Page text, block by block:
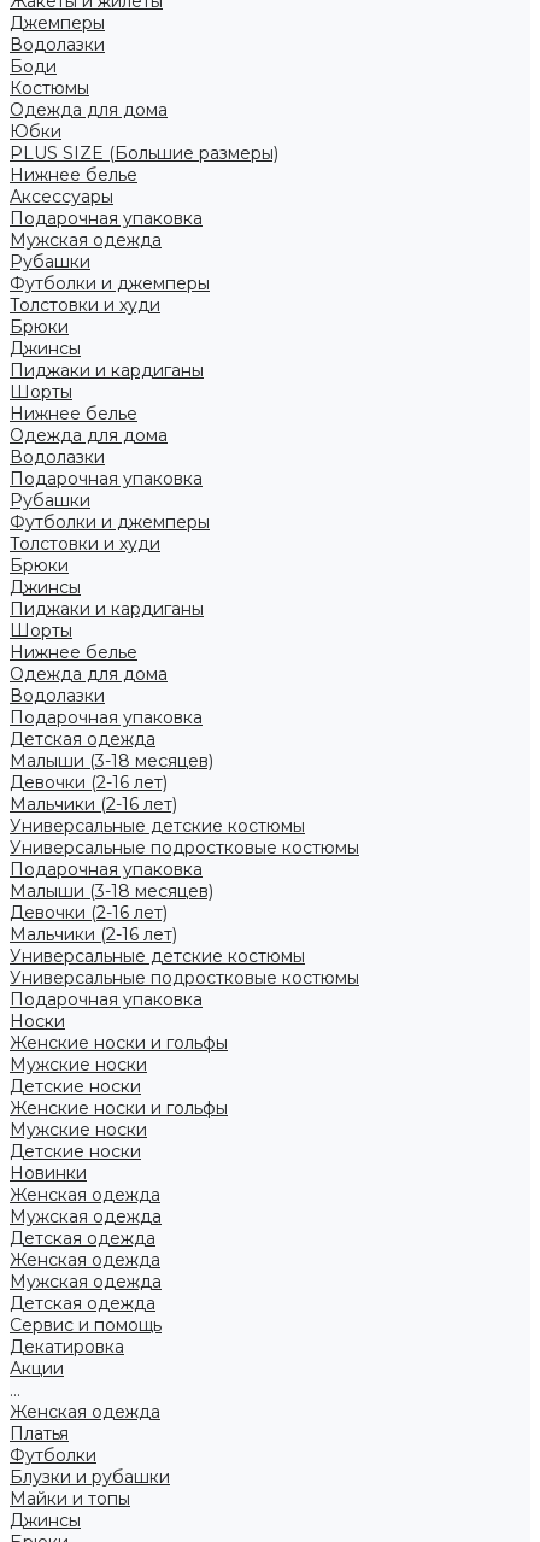
Джемперы
Водолазки
Боди
Костюмы
Одежда для дома
Юбки
PLUS SIZE (Большие размеры)
Нижнее белье
Аксессуары
Подарочная упаковка
Мужская одежда
Рубашки
Футболки и джемперы
Толстовки и худи
Брюки
Джинсы
Пиджаки и кардиганы
Шорты
Нижнее белье
Одежда для дома
Водолазки
Подарочная упаковка
Рубашки
Футболки и джемперы
Толстовки и худи
Брюки
Джинсы
Пиджаки и кардиганы
Шорты
Нижнее белье
Одежда для дома
Водолазки
Подарочная упаковка
Детская одежда
Малыши (3-18 месяцев)
Девочки (2-16 лет)
Мальчики (2-16 лет)
Универсальные детские костюмы
Универсальные подростковые костюмы
Подарочная упаковка
Малыши (3-18 месяцев)
Девочки (2-16 лет)
Мальчики (2-16 лет)
Универсальные детские костюмы
Универсальные подростковые костюмы
Подарочная упаковка
Носки
Женские носки и гольфы
Мужские носки
Детские носки
Женские носки и гольфы
Мужские носки
Детские носки
Новинки
Женская одежда
Мужская одежда
Детская одежда
Женская одежда
Мужская одежда
Детская одежда
Сервис и помощь
Декатировка
Акции
...
Женская одежда
Платья
Футболки
Блузки и рубашки
Майки и топы
Джинсы